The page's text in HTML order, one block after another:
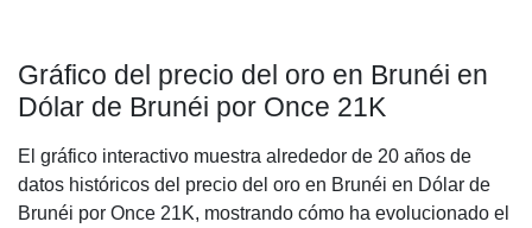
Gráfico del precio del oro en Brunéi en
Dólar de Brunéi por Once 21K
El gráfico interactivo muestra alrededor de 20 años de
datos históricos del precio del oro en Brunéi en Dólar de
Brunéi por Once 21K, mostrando cómo ha evolucionado el